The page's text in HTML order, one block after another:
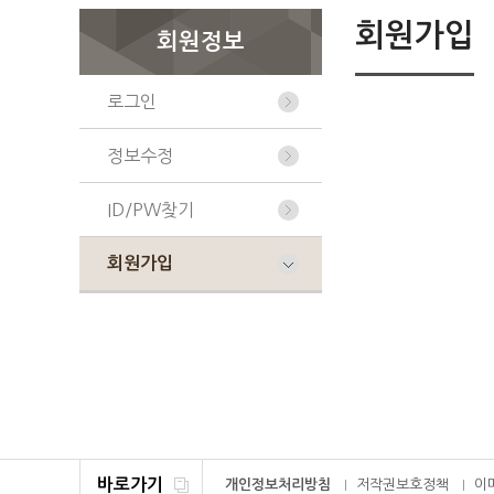
회원정보
로그인
정보수정
ID/PW찾기
회원가입
회원가입
바로가기 개인정보처리방침 저작권보호정책 이